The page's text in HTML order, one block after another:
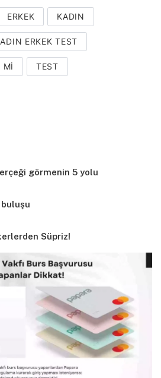
ERKEK KADIN
ERKEK TEST
MI TEST
görmenin 5 yolu
Süpriz!